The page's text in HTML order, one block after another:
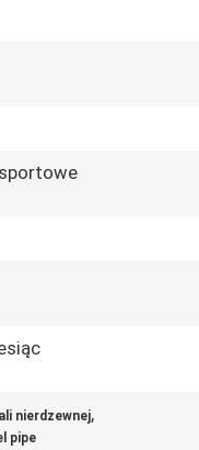
nierdzewnej,
pipe